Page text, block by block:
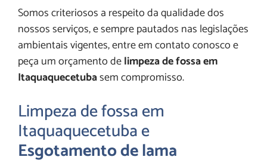
Somos criteriosos a respeito da qualidade dos
nossos serviços, e sempre pautados nas legislações
ambientais vigentes, entre em contato conosco e
peça um orçamento delimpeza de fossa em
Itaquaquecetubasem compromisso.
Limpeza de fossa em
Itaquaquecetuba e
Esgotamento de lama